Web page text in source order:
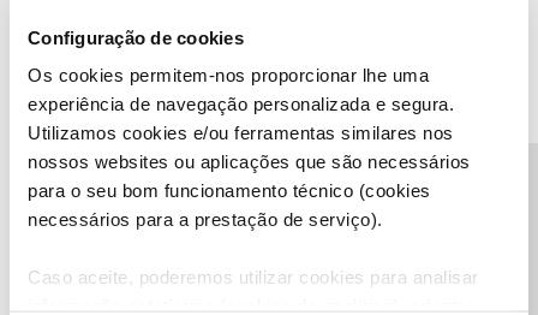
Configuração de cookies
Os cookies permitem-nos proporcionar lhe uma
experiência de navegação personalizada e segura.
Utilizamos cookies e/ou ferramentas similares nos
nossos websites ou aplicações que são necessários
para o seu bom funcionamento técnico (cookies
necessários para a prestação de serviço).
Caso aceite, poderemos utilizar cookies para analisar
resolveram a situação estranha que aconteceu..
Mais uma vez obrigado a todos pela ajuda
marcolopes Forum|Forum|8 years ago